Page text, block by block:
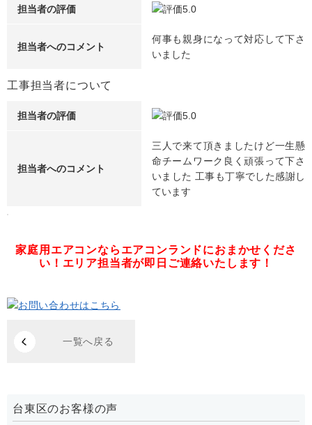
担当者の評価
担当者へのコメント
何事も親身になって対応して下さ
いました
工事担当者について
担当者の評価
担当者へのコメント
三人で来て頂きましたけど一生懸
命チームワーク良く頑張って下さ
いました 工事も丁寧でした感謝し
ています
家庭用エアコンならエアコンランドにおまかせくださ
い！ エリア担当者が即日ご連絡いたします！
一覧へ戻る
台東区のお客様の声